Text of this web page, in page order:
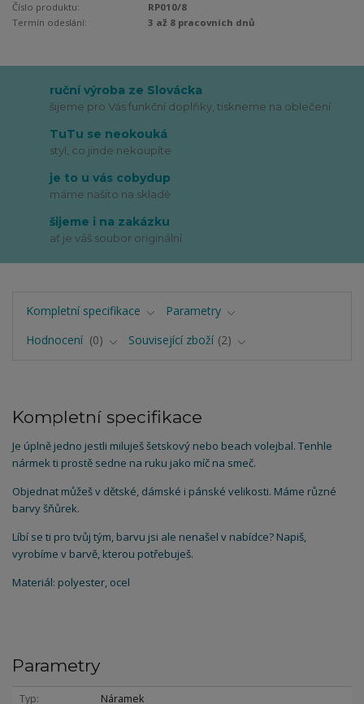
Číslo produktu:
RP010/8
Termín odeslání:
3 až 8 pracovních dnů
ruční výroba ze Slovácka
šijeme pro Vás funkční doplňky, tiskneme na oblečení
TuTu se neokouká
styl, co jinde nekoupíte
je to u vás cobydup
máme našito na skladě
šijeme i na zakázku
ať je váš soubor originální
Kompletní specifikace
Parametry
Hodnocení
0 Související zboží 2
Kompletní specifikace
Je úplně jedno jestli miluješ šetskový nebo beach volejbal. Tenhle
nármek ti prostě sedne na ruku jako míč na smeč.
Objednat můžeš v dětské, dámské i pánské velikosti. Máme různé
barvy šňůrek.
Líbí se ti pro tvůj tým, barvu jsi ale nenašel v nabídce? Napiš,
vyrobíme v barvě, kterou potřebuješ.
Materiál: polyester, ocel
Parametry
Typ Náramek